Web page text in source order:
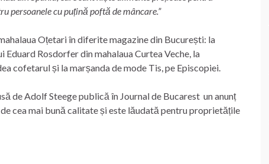
persoanele cu puțină poftă de mâncare.”
Oțetari în diferite magazine din București: la
Rosdorfer din mahalaua Curtea Veche, la
cofetarul și la marșanda de mode Tis, pe Episcopiei.
de Adolf Steege publică în Journal de Bucarest un anunț
cea mai bună calitate și este lăudată pentru proprietățile